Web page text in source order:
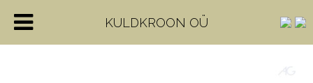
KULDKROON OÜ